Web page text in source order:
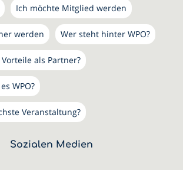
Ich möchte Mitglied werden
werden Wer steht hinter WPO?
als Partner?
WPO?
Veranstaltung?
Sozialen Medien